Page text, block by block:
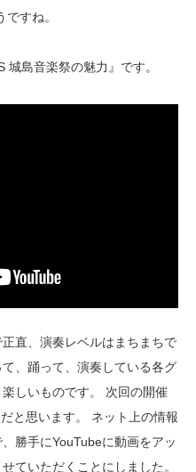
すね。
島音楽祭の魅力』です。
直、演奏レベルはまちまちで
、踊って、演奏している各グ
しいものです。 次回の開催
と思います。 ネット上の情報
勝手にYouTubeに動画をアッ
ていただくことにしました。